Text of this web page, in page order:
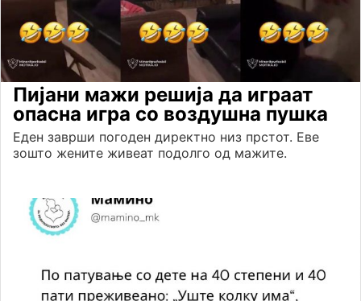
Пијани мажи решија да играат
опасна игра со воздушна пушка
Еден заврши погоден директно низ прстот. Еве
зошто жените живеат подолго од мажите.